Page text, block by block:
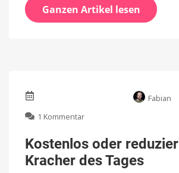
Ganzen Artikel lesen
Fabian
1 Kommentar
oder
reduziert:
Die
Kostenlos oder
Kracher des Tages